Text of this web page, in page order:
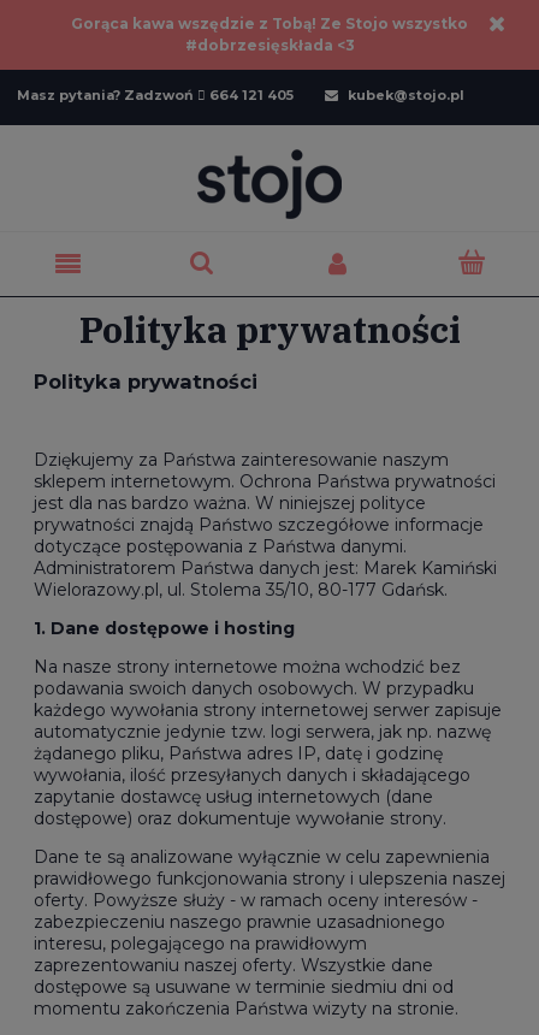
Gorąca kawa wszędzie z Tobą! Ze Stojo wszystko
#dobrzesięskłada <3
Masz pytania? Zadzwoń  664 121 405  kubek@stojo.pl
Polityka prywatności
Polityka prywatności
Dziękujemy za Państwa zainteresowanie naszym
sklepem internetowym. Ochrona Państwa prywatności
jest dla nas bardzo ważna. W niniejszej polityce
prywatności znajdą Państwo szczegółowe informacje
dotyczące postępowania z Państwa danymi.
Administratorem Państwa danych jest: Marek Kamiński
Wielorazowy.pl, ul. Stolema 35/10, 80-177 Gdańsk.
1. Dane dostępowe i hosting
Na nasze strony internetowe można wchodzić bez
podawania swoich danych osobowych. W przypadku
każdego wywołania strony internetowej serwer zapisuje
automatycznie jedynie tzw. logi serwera, jak np. nazwę
żądanego pliku, Państwa adres IP, datę i godzinę
wywołania, ilość przesyłanych danych i składającego
zapytanie dostawcę usług internetowych (dane
dostępowe) oraz dokumentuje wywołanie strony.
Dane te są analizowane wyłącznie w celu zapewnienia
prawidłowego funkcjonowania strony i ulepszenia naszej
oferty. Powyższe służy - w ramach oceny interesów -
zabezpieczeniu naszego prawnie uzasadnionego
interesu, polegającego na prawidłowym
zaprezentowaniu naszej oferty. Wszystkie dane
dostępowe są usuwane w terminie siedmiu dni od
momentu zakończenia Państwa wizyty na stronie.